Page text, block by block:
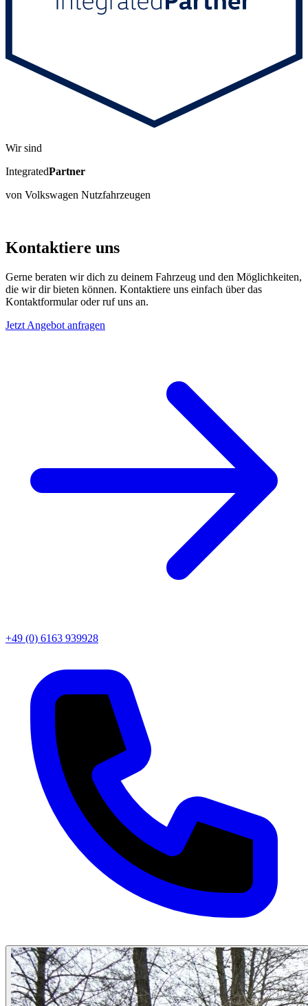
Wir sind
IntegratedPartner
von Volkswagen Nutzfahrzeugen
Kontaktiere uns
Gerne beraten wir dich zu deinem Fahrzeug und den Möglichkeiten,
die wir dir bieten können. Kontaktiere uns einfach über das
Kontaktformular oder ruf uns an.
Jetzt Angebot anfragen
+49 (0) 6163 939928